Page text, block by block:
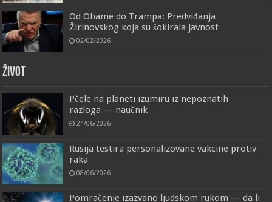
Od Obame do Trampa: Predviđanja
Žirinovskog koja su šokirala javnost
02/02/2026
ŽIVOT
Pčele na planeti izumiru iz nepoznatih
razloga — naučnik
24/06/2026
Rusija testira personalizovane vakcine protiv
raka
08/06/2026
Pomračenje izazvano ljudskom rukom — da li